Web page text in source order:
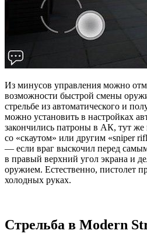
Из минусов управления можно
возможности быстрой смены
стрельбе из автоматического и
можно установить в настройках
закончились патроны в АК, тут
со «скаутом» или другим «sniper
— если враг выскочил перед
в правый верхний угол экрана и
оружием. Естественно, пистолет
холодных руках.
Стрельба в Modern